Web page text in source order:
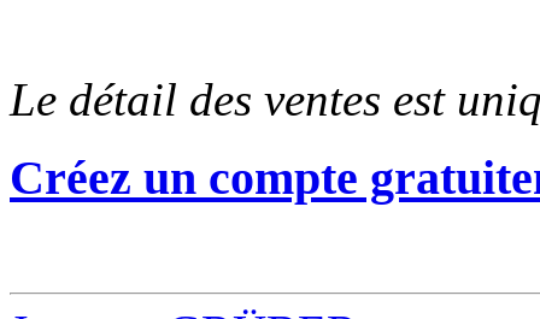
Le détail des ventes est
Créez un compte